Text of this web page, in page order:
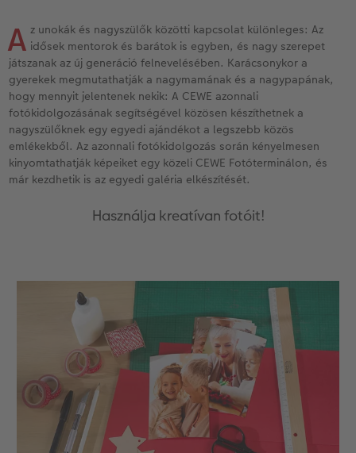
Így működik
Kids CEWE FOTÓKÖNYV
Art Collection CEWE FOTÓKÖNYV
Kiegészítők
Képméretek
Prémium poszter
Art Prints
Fotókidolgozás normál
Azonnali fotókidolgozás
Matrica nyomtatás azonnal
Kiegészítők
CEWE myPhotos
Galériafotó
Habkarton
Esküvői köszöntő tábla
Poszterléc
Fotókollázsok
Fotószalag
XXL Retró fotó
Kiegészítők
Kiskedvencek világa
Iskolaszer és irodaszer
Fényképes ajándékdobozok
Textíliák
CEWE myPhotos
CEWE myPhotos
Fotózási tippek és trükkök
Hogyan készíts jobb képeket a
Híreink
CEWE sztorik
Esküvő
Ballagás
CEWE myPhotos
A z unokák és nagyszülők közötti kapcsolat különleges: Az
idősek mentorok és barátok is egyben, és nagy szerepet
játszanak az új generáció felnevelésében. Karácsonykor a
gyerekek megmutathatják a nagymamának és a nagypapának,
hogy mennyit jelentenek nekik: A CEWE azonnali
fotókidolgozásának segítségével közösen készíthetnek a
nagyszülőknek egy egyedi ajándékot a legszebb közös
emlékekből. Az azonnali fotókidolgozás során kényelmesen
kinyomtathatják képeiket egy közeli CEWE Fotóterminálon, és
már kezdhetik is az egyedi galéria elkészítését.
Használja kreatívan fotóit!